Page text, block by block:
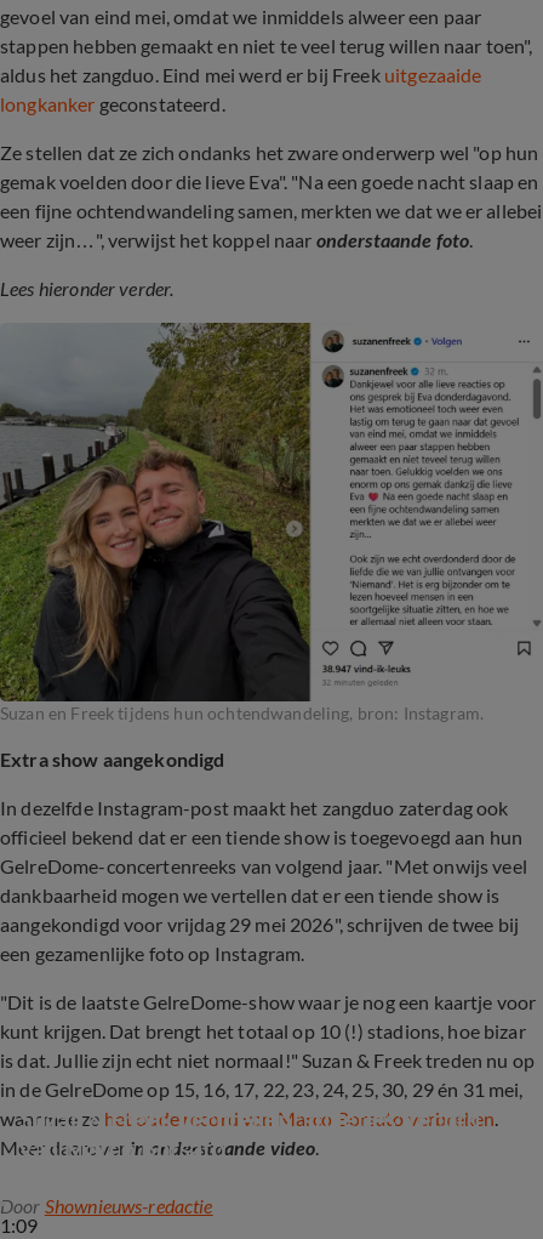
gevoel van eind mei, omdat we inmiddels alweer een paar
stappen hebben gemaakt en niet te veel terug willen naar toen",
aldus het zangduo. Eind mei werd er bij Freekuitgezaaide
longkanker geconstateerd.
Ze stellen dat ze zich ondanks het zware onderwerp wel "op hun
gemak voelden door die lieve Eva". "Na een goede nacht slaap en
een fijne ochtendwandeling samen, merkten we dat we er allebei
weer zijn…", verwijst het koppel naar onderstaande foto.
Lees hieronder verder.
Suzan en Freek tijdens hun ochtendwandeling, bron: Instagram.
Extra show aangekondigd
In dezelfde Instagram-post maakt het zangduo zaterdag ook
officieel bekend dat er een tiende show is toegevoegd aan hun
GelreDome-concertenreeks van volgend jaar. "Met onwijs veel
dankbaarheid mogen we vertellen dat er een tiende show is
aangekondigd voor vrijdag 29 mei 2026", schrijven de twee bij
een gezamenlijke foto op Instagram.
"Dit is de laatste GelreDome-show waar je nog een kaartje voor
kunt krijgen. Dat brengt het totaal op 10 (!) stadions, hoe bizar
is dat. Jullie zijn echt niet normaal!" Suzan & Freek treden nu op
in de GelreDome op 15, 16, 17, 22, 23, 24, 25, 30, 29 én 31 mei,
waarmee ze het oude record van Marco Borsato verbreken.
Meer daarover in onderstaande video.
1:09
Suzan & Freek verbreken 'stilletjes' record
van Marco Borsato
Door Shownieuws-redactie